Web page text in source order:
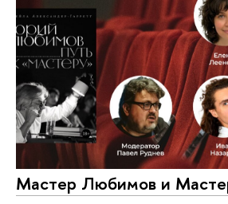
Мастер Любимов и